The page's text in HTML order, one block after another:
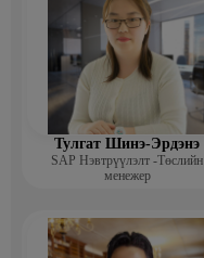
Тулгат Шинэ-Эрдэнэ
SAP Нэвтрүүлэлт -Төслийн
менежер